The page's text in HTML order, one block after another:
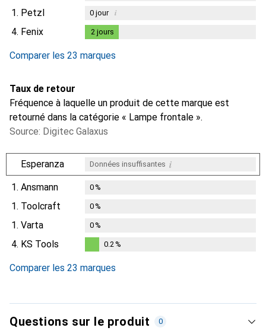
1. Petzl 0jour i
4. Fenix 2 jours
Comparer les 23 marques
Taux de retour
Fréquence à laquelle un produit de cette marque est
retourné dans la catégorie « Lampe frontale ».
Source: Digitec Galaxus
Esperanza Données insuffisantes i
1. Ansmann 0%
1. Toolcraft 0%
1. Varta 0%
4. KS Tools 0.2 %
Comparer les 23 marques
Questions sur le produit 0